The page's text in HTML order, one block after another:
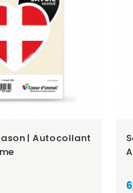
| Autocollant